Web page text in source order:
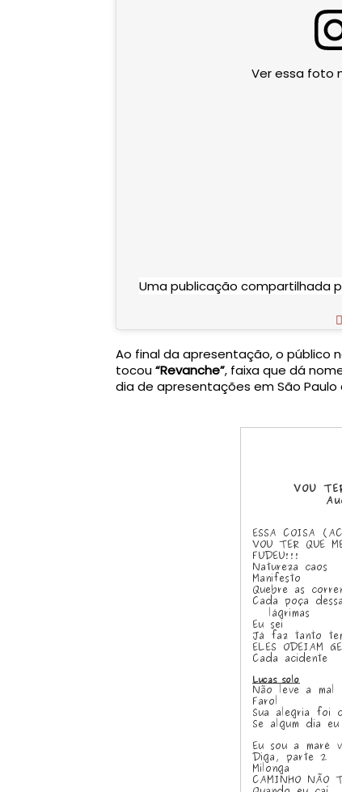
Ver essa foto
Uma publicação compartilhada
Ao final da apresentação, o público
tocou “Revanche”, faixa que dá
dia de apresentações em São